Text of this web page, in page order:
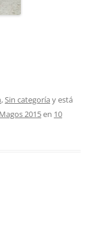
,Sin categoría y está
2015en 10